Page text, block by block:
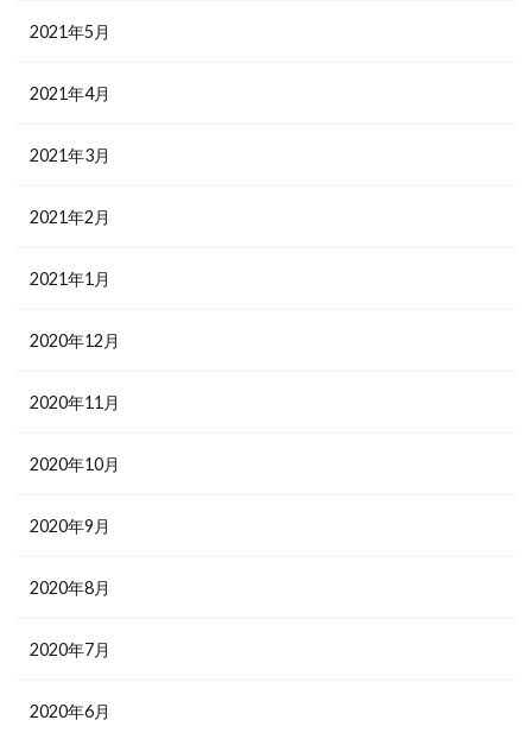
2021年5月
2021年4月
2021年3月
2021年2月
2021年1月
2020年12月
2020年11月
2020年10月
2020年9月
2020年8月
2020年7月
2020年6月